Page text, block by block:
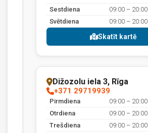
Sestdiena
09:00 – 20:00
Svētdiena
09:00 – 20:00
Skatīt kartē
Dižozolu iela 3, Rīga
+371 29719939
Pirmdiena
09:00 – 20:00
Otrdiena
09:00 – 20:00
Trešdiena
09:00 – 20:00